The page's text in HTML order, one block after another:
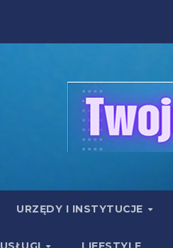
URZĘDY I INSTYTUCJE